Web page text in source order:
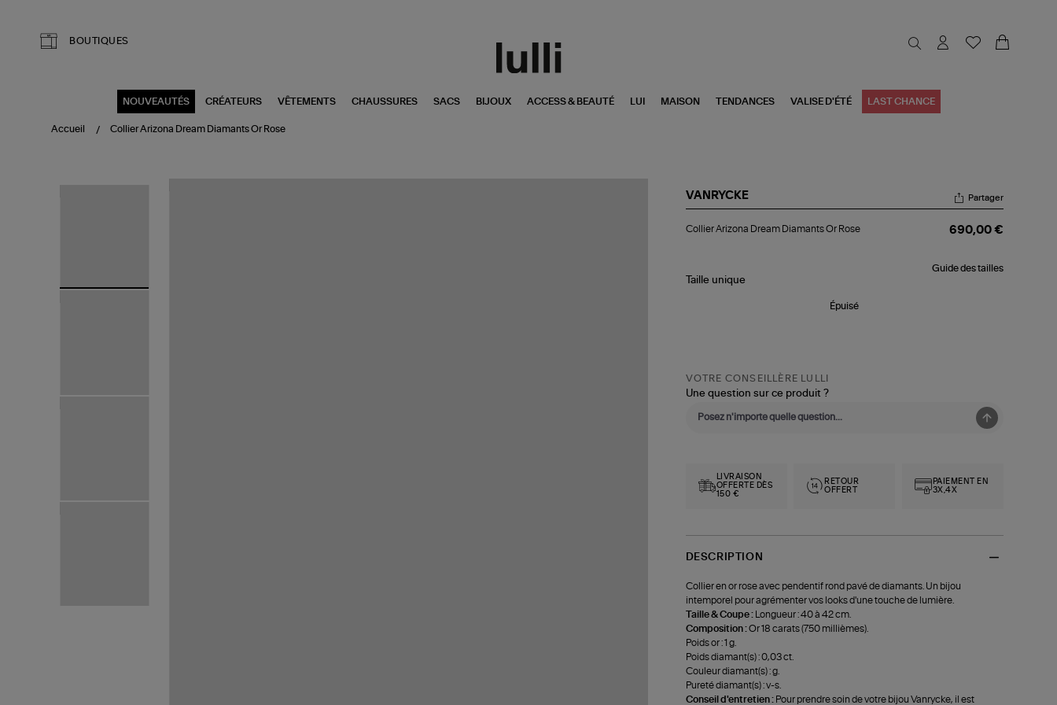
BOUTIQUES
NOUVEAUTÉS CRÉATEURS VÊTEMENTS CHAUSSURES SACS BIJOUX ACCESS & BEAUTÉ LUI MAISON TENDANCES VALISE D'ÉTÉ LAST CHANCE
Accueil Collier Arizona Dream Diamants Or Rose
VANRYCKE
Arizona
Rose
Partager
Collier Arizona Dream Diamants Or Rose 690,00 €
Guide des tailles
Taille unique
Épuisé
VOTRE CONSEILLÈRE LULLI
Une question sur ce produit ?
LIVRAISON
OFFERTE DÈS
150 €
RETOUR
OFFERT
PAIEMENT EN
3X,4X
DESCRIPTION
Collier en or rose avec pendentif rond pavé de diamants. Un bijou
intemporel pour agrémenter vos looks d'une touche de lumière.
Taille & Coupe :
Longueur : 40 à 42 cm.
Composition :Or 18 carats (750 millièmes).
Poids or : 1 g.
Poids diamant(s) : 0,03 ct.
Couleur diamant(s) : g.
Pureté diamant(s) : v-s.
Conseil d'entretien : Pour prendre soin de votre bijou Vanrycke, il est